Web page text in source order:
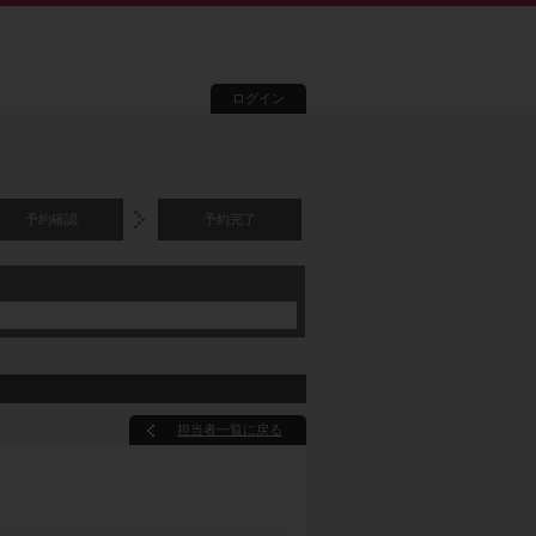
ログイン
予約確認 予約完了
担当者一覧に戻る